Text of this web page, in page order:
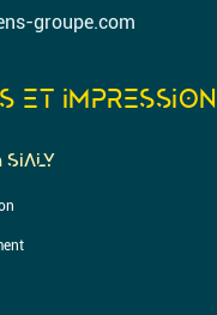
groupe.com
ET IMPRESSION
SIALY